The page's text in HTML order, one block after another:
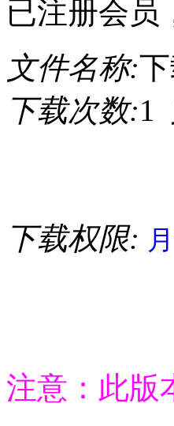
已注册会员
文件名称:
下载次数:1
下载权限:
注意：此版